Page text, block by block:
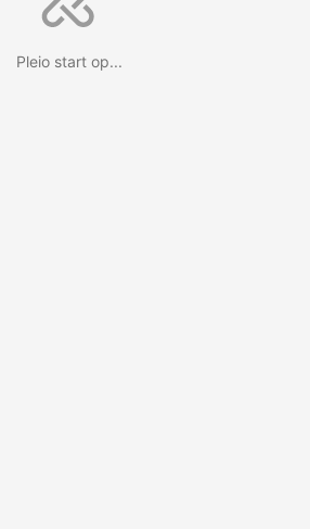
Pleio start op...